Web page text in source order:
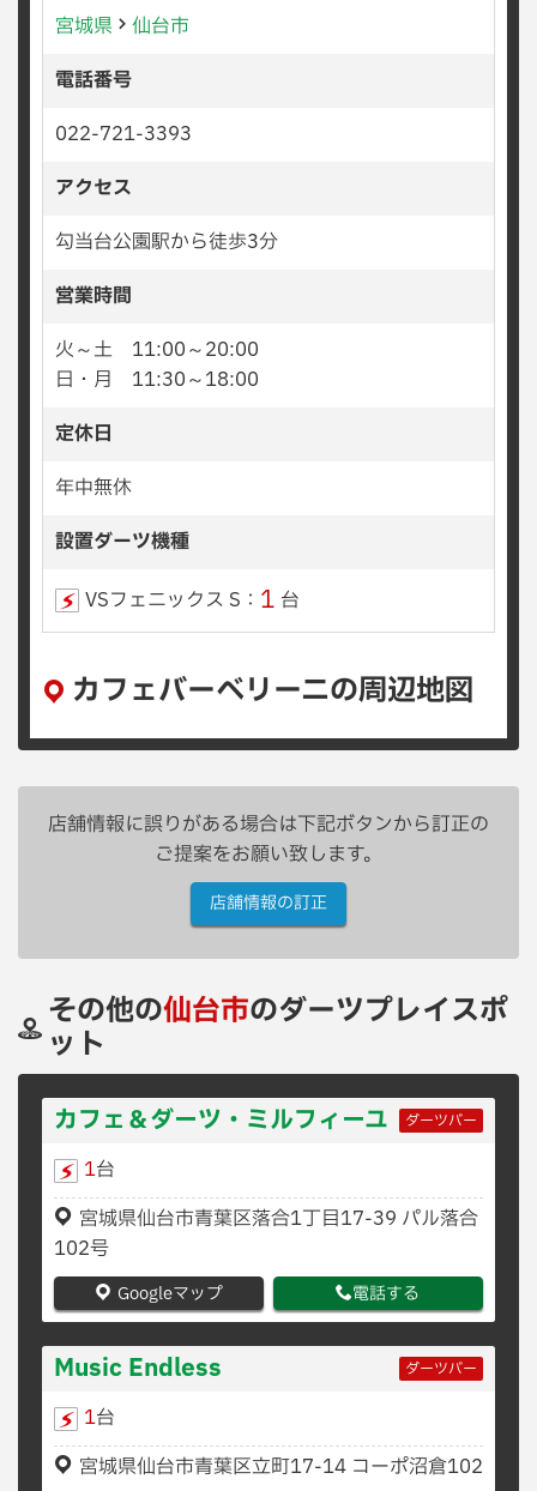
宮城県
仙台市
電話番号
022-721-3393
アクセス
勾当台公園駅から徒歩3分
営業時間
火～土 11:00～20:00
日・月 11:30～18:00
定休日
年中無休
設置ダーツ機種
VSフェニックス S： 1 台
カフェバーベリーニの周辺地図
店舗情報に誤りがある場合は下記ボタンから訂正の
ご提案をお願い致します。
店舗情報の訂正
その他の仙台市のダーツプレイスポ
ット
カフェ＆ダーツ・ミルフィーユ ダーツバー
1台
宮城県仙台市青葉区落合1丁目17-39 パル落合
102号
Googleマップ 電話する
Music Endless ダーツバー
1台
宮城県仙台市青葉区立町17-14 コーポ沼倉102